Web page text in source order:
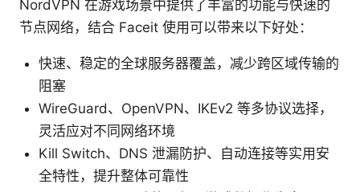
NordVPN 在游戏场景中提供了丰富的功能与快速的
节点网络，结合 Faceit 使用可以带来以下好处：
快速、稳定的全球服务器覆盖，减少跨区域传输的
阻塞
WireGuard、OpenVPN、IKEv2 等多协议选择，
灵活应对不同网络环境
Kill Switch、DNS 泄漏防护、自动连接等实用安
全特性，提升整体可靠性